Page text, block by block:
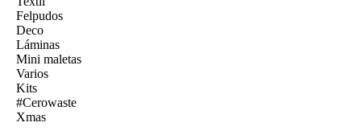
Felpudos
Deco
Láminas
Mini maletas
Varios
Kits
#Cerowaste
Xmas